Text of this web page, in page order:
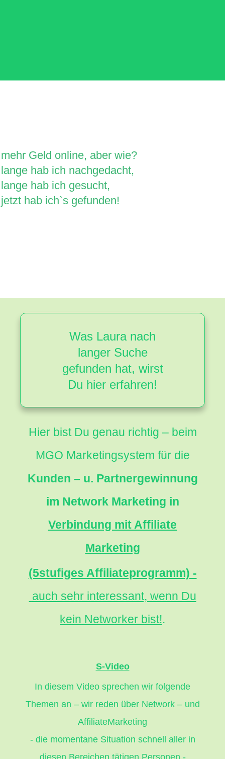
mehr Geld online, aber wie?
lange hab ich nachgedacht,
lange hab ich gesucht,
jetzt hab ich`s gefunden!
Was Laura nach
langer Suche
gefunden hat, wirst
Du hier erfahren!
Hier bist Du genau richtig – beim
MGO Marketingsystem für die
Kunden – u. Partnergewinnung
im Network Marketing in
Verbindung mit Affiliate
Marketing
(5stufiges Affiliateprogramm) -
auch sehr interessant, wenn Du
kein Networker bist!.
S-Video
In diesem Video sprechen wir folgende
Themen an – wir reden über Network – und
AffiliateMarketing
- die momentane Situation schnell aller in
diesen Bereichen tätigen Personen -